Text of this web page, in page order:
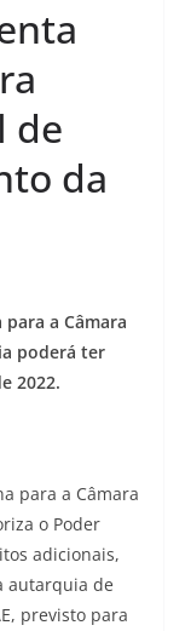
de
da
a Câmara
poderá ter
2022.
para a Câmara
o Poder
adicionais,
autarquia de
previsto para